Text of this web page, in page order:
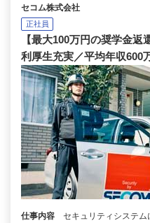
セコム株式会社
正社員
【最大100万円の奨学金
利厚生充実／平均年収600
仕事内容
セキュリティシステ